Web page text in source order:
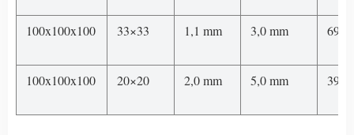
100x100x100 33×33 1,1 mm 3,0 mm
100x100x100 20×20 2,0 mm 5,0 mm